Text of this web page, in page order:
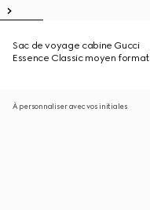
Sac de voyage cabine Gucci
Essence Classic moyen format
À personnaliser avec vos initiales